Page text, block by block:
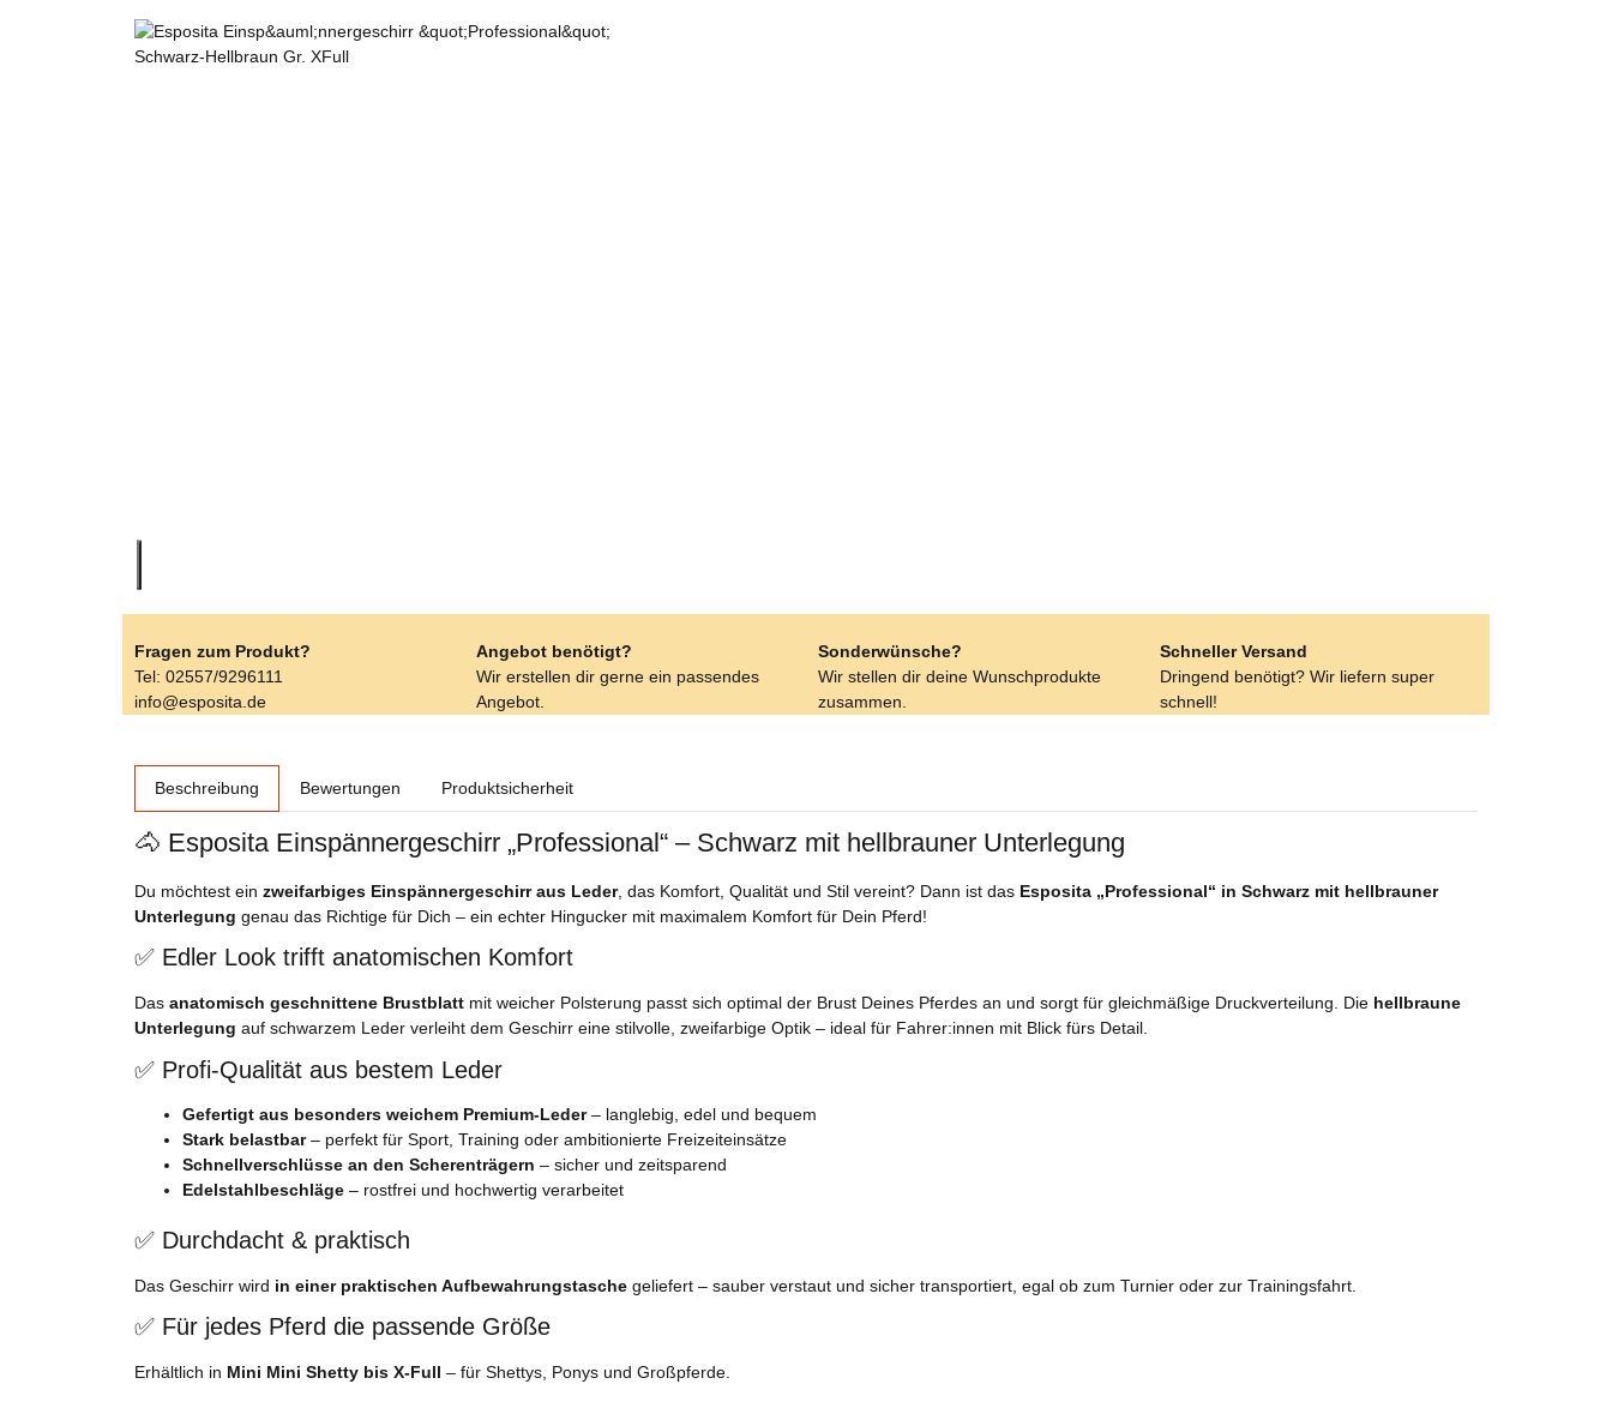
Fragen zum Produkt?
Tel: 02557/9296111
info@esposita.de
Angebot benötigt?
Wir erstellen dir gerne ein passendes
Angebot.
Sonderwünsche?
Wir stellen dir deine Wunschprodukte
zusammen.
Schneller Versand
Dringend benötigt? Wir liefern super
schnell!
Beschreibung Bewertungen Produktsicherheit
🐴 Esposita Einspännergeschirr „Professional“ – Schwarz mit hellbrauner Unterlegung
Du möchtest ein zweifarbiges Einspännergeschirr aus Leder, das Komfort, Qualität und Stil vereint? Dann ist das Esposita „Professional“ in Schwarz mit hellbrauner
Unterlegung genau das Richtige für Dich – ein echter Hingucker mit maximalem Komfort für Dein Pferd!
✅ Edler Look trifft anatomischen Komfort
Das anatomisch geschnittene Brustblatt mit weicher Polsterung passt sich optimal der Brust Deines Pferdes an und sorgt für gleichmäßige Druckverteilung. Die hellbraune
Unterlegung auf schwarzem Leder verleiht dem Geschirr eine stilvolle, zweifarbige Optik – ideal für Fahrer:innen mit Blick fürs Detail.
✅ Profi-Qualität aus bestem Leder
Gefertigt aus besonders weichem Premium-Leder– langlebig, edel und bequem
Stark belastbar– perfekt für Sport, Training oder ambitionierte Freizeiteinsätze
Schnellverschlüsse an den Scherenträgern – sicher und zeitsparend
Edelstahlbeschläge – rostfrei und hochwertig verarbeitet
✅ Durchdacht & praktisch
Das Geschirr wird in einer praktischen Aufbewahrungstasche geliefert – sauber verstaut und sicher transportiert, egal ob zum Turnier oder zur Trainingsfahrt.
✅ Für jedes Pferd die passende Größe
Erhältlich in Mini Mini Shetty bis X-Full – für Shettys, Ponys und Großpferde.